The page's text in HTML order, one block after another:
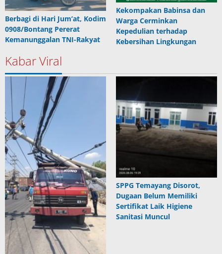
Berbagi di Hari Jum’at, Kodim
0908/Bontang Pererat
Kemanunggalan TNI-Rakyat
Kekompakan Babinsa dan
Warga Cerminkan
Kepedulian terhadap
Kebersihan Lingkungan
Kabar Viral
SPPG Temayang Disorot,
Dugaan Belum Memiliki
Sertifikat Laik Higiene
Sanitasi Muncul